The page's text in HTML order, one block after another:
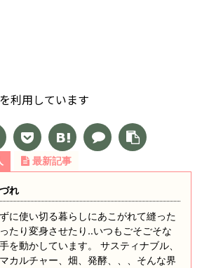
利用しています
最新記事
れ
に使い切る暮らしにあこがれて縫った
たり変身させたり‥いつもごそごそな
を動かしています。 サスティナブル、
カルチャー、畑、発酵、、、そんな界